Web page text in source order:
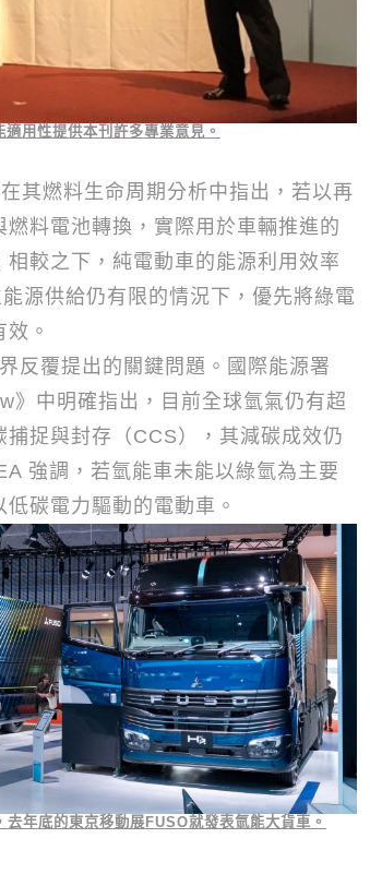
用性提供本刊許多專業意見。
其燃料生命周期分析中指出，若以再
料電池轉換，實際用於車輛推進的
較之下，純電動車的能源利用效率
源供給仍有限的情況下，優先將綠電
。
覆提出的關鍵問題。國際能源署
》中明確指出，目前全球氫氣仍有超
捕捉與封存（CCS），其減碳成效仍
強調，若氫能車未能以綠氫為主要
碳電力驅動的電動車。
去年底的東京移動展 FUSO就發表氫能大貨車。
車體/特殊車/二三輪
拼最後一哩路 Honda新成立的